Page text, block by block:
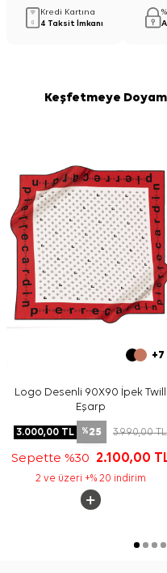
Kredi Kartına
4 Taksit İmkanı
Keşfetmeye
+7
Logo Desenli 90X90 İpek Twill
Eşarp
3.000,00 TL %25 3.990,00TL
Sepette %30 2.100,00
2 ve üzeri +% 20 indirim